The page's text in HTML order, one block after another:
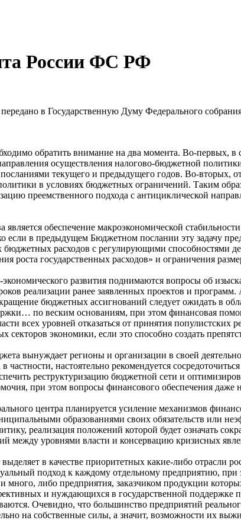
России ФС РФ
в Государственную Думу Федерального
обратить внимание на два момента. Во-первых,
осуществления налогово-бюджетной
текущего и предыдущего годов. Во-вторых,
в условиях бюджетных ограничений. Таким
преемственного подхода с антициклической
обеспечение макроэкономической
в предыдущем Бюджетном послании эту задачу
расходов с регулирующими способностями
роста государственных расходов» и ограничения
развития поднимаются вопросы об
реализации ранее заявленных проектов и
бюджетных ассигнований следует ожидать в
по веским основаниям, при этом финансовая
всех уровней отказаться от принятия
секторов экономики, если это способно создать
вынуждает регионы и организации в своей
настоятельно рекомендуется
реструктуризацию бюджетной сети и
при этом вопросы финансового обеспечения даже
центра планируется усиление механизмов
образованиями своих обязательств или
реализация положений которой будет означать
между уровнями власти и консервацию кризисных
в качестве приоритетных какие-либо отрасли
подход к каждому отдельному предприятию,
либо предприятия, заказчиком продукции
и нуждающихся в государственной
Очевидно, что большинство предприятий
на собственные силы, а значит, возможности их